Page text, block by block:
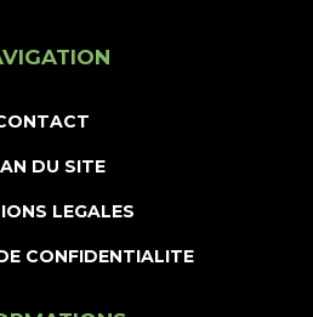
DU SITE
LEGALES
CONFIDENTIALITE